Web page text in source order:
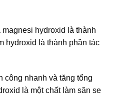
hydroxid là thành
hydroxid là thành phần tác
công nhanh và tăng tổng
là một chất làm săn se